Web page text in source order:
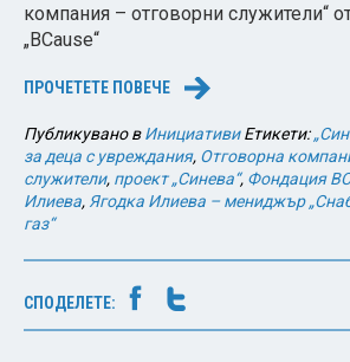
компания – отговорни служители“
„BCause“
ПРОЧЕТЕТЕ ПОВЕЧЕ →
Публикувано вИнициативи Етикети:
за деца с увреждания, Отговорна
служители, проект „Синева“, Фондация
Илиева, Ягодка Илиева – мениджър
газ“
СПОДЕЛЕТЕ: